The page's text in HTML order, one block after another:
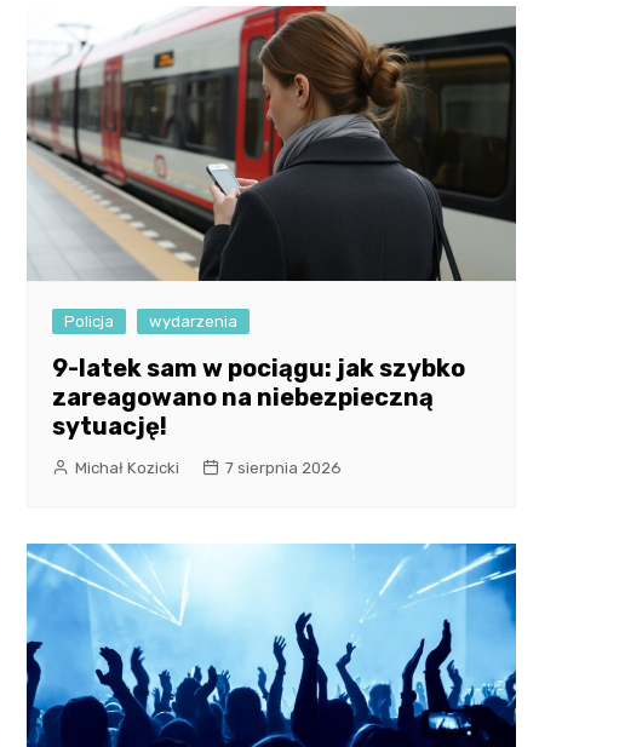
Policja wydarzenia
9-latek sam w pociągu: jak szybko
zareagowano na niebezpieczną
sytuację!
Michał Kozicki 7 sierpnia 2026